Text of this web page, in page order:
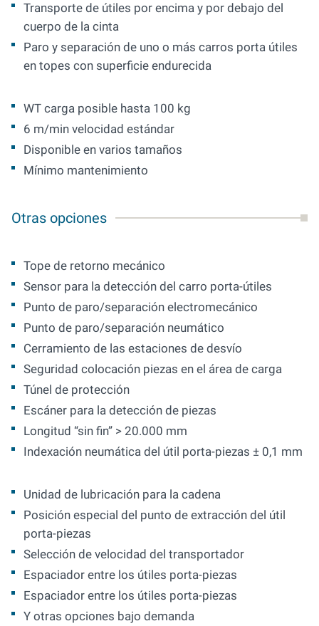
Transporte de útiles por encima y por debajo del
cuerpo de la cinta
Paro y separación de uno o más carros porta útiles
en topes con superficie endurecida
WT carga posible hasta 100 kg
6 m/min velocidad estándar
Disponible en varios tamaños
Mínimo mantenimiento
Otras opciones
Tope de retorno mecánico
Sensor para la detección del carro porta-útiles
Punto de paro/separación electromecánico
Punto de paro/separación neumático
Cerramiento de las estaciones de desvío
Seguridad colocación piezas en el área de carga
Túnel de protección
Escáner para la detección de piezas
Longitud “sin fin” > 20.000 mm
Indexación neumática del útil porta-piezas ± 0,1 mm
Unidad de lubricación para la cadena
Posición especial del punto de extracción del útil
porta-piezas
Selección de velocidad del transportador
Espaciador entre los útiles porta-piezas
Espaciador entre los útiles porta-piezas
Y otras opciones bajo demanda